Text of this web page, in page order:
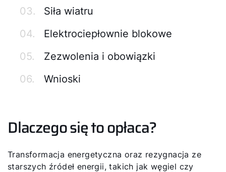
03.
Siła wiatru
04.
Elektrociepłownie blokowe
05.
Zezwolenia i obowiązki
06.
Wnioski
Dlaczego się to opłaca?
Transformacja energetyczna oraz rezygnacja ze
starszych źródeł energii, takich jak węgiel czy